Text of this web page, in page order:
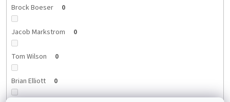
Brock Boeser 0
Jacob Markstrom 0
Tom Wilson 0
Brian Elliott 0